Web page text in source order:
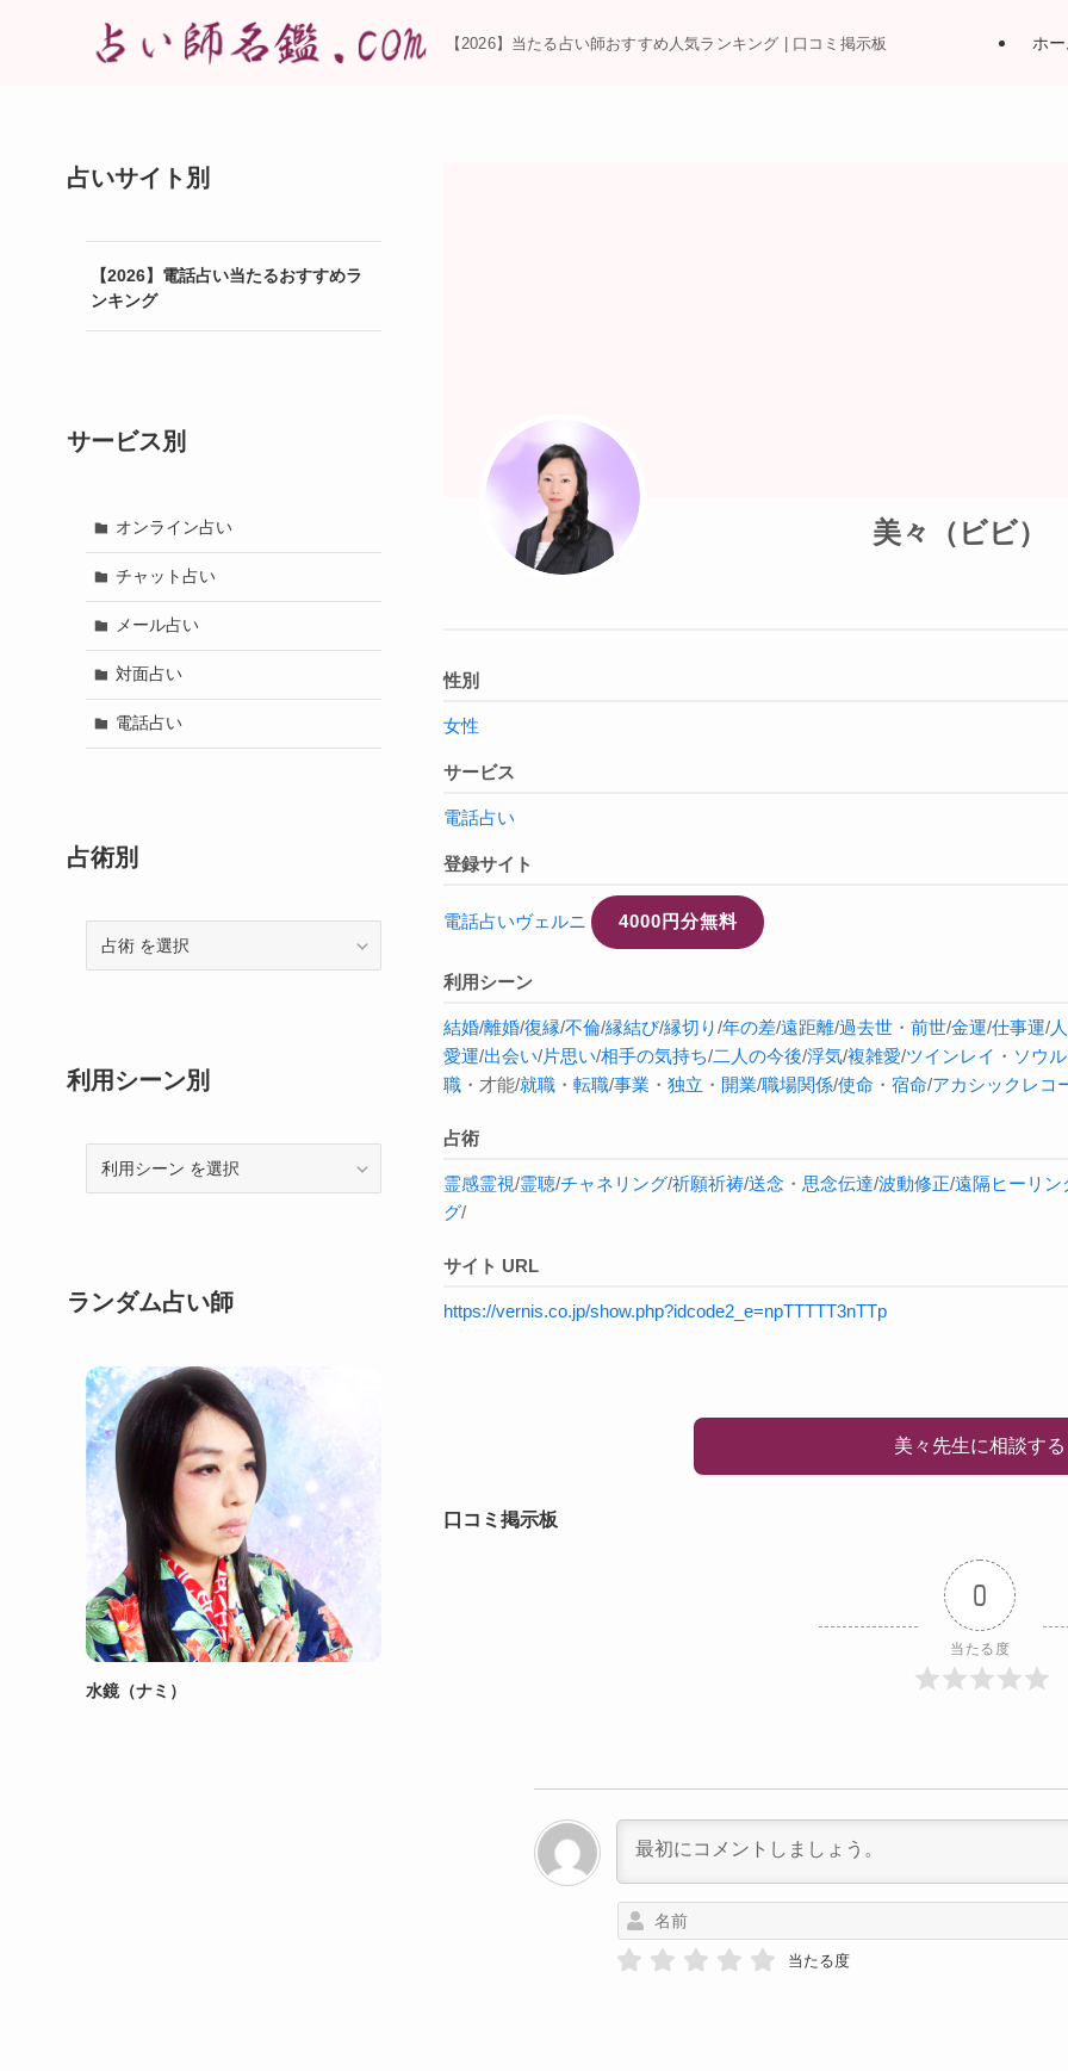
【2026】当たる占い師おすすめ人気ランキング | 口コミ掲示板 ホ
美々（ビビ）
性別
女性
サービス
電話占い
登録サイト
電話占いヴェルニ 4000円分無料
利用シーン
結婚/離婚/復縁/不倫/縁結び/縁切り/年の差/遠距離/過去世 ・ 前世/金運/仕事運/
愛運/出会い/片思い/相手の気持ち/二人の今後/浮気/複雑愛/ツインレイ ・ ソウ
職 ・才能/就職 ・ 転職/事業 ・ 独立 ・ 開業/職場関係/使命 ・ 宿命/アカシックレコ
占術
霊感霊視/霊聴/チャネリング/祈願祈祷/送念 ・ 思念伝達/波動修正/遠隔ヒーリン
グ/
サイト URL
https://vernis.co.jp/show.php?idcode2_e=npTTTTT3nTTp
美々先生に相談する
口コミ掲示板
0
当たる度
当たる度
占いサイト別
【2026】電話占い当たるおすすめラ
ンキング
サービス別
オンライン占い
チャット占い
メール占い
対面占い
電話占い
占術別
術
利用シーン別
ランダム占い師
水鏡（ナミ）